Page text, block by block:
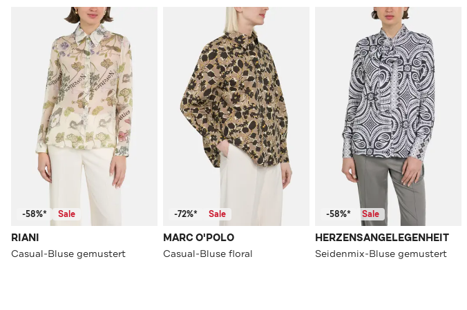
-58%* Sale
RIANI
Casual-Bluse gemustert
-72%* Sale
MARC O'POLO
Casual-Bluse floral
-58%* Sale
HERZENSANGELEGENHEIT
Seidenmix-Bluse gemustert